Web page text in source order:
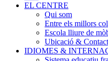
EL CENTRE
Qui som
Entre els millors
Escola lliure de
Ubicació &
IDIOMES &